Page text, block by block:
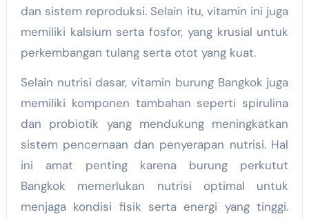
dan sistem reproduksi. Selain itu, vitamin ini juga
memiliki kalsium serta fosfor, yang krusial untuk
perkembangan tulang serta otot yang kuat.
Selain nutrisi dasar, vitamin burung Bangkok juga
memiliki komponen tambahan seperti spirulina
dan probiotik yang mendukung meningkatkan
sistem pencernaan dan penyerapan nutrisi. Hal
ini amat penting karena burung perkutut
Bangkok memerlukan nutrisi optimal untuk
menjaga kondisi fisik serta energi yang tinggi.